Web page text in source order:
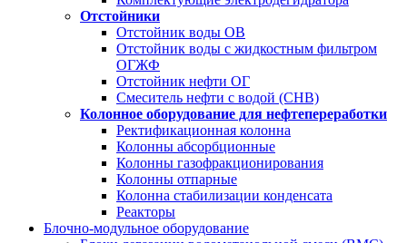
Отстойники
Отстойник воды ОВ
Отстойник воды с жидкостным фильтром
ОГЖФ
Отстойник нефти ОГ
Смеситель нефти с водой (СНВ)
Колонное оборудование для нефтепереработки
Ректификационная колонна
Колонны абсорбционные
Колонны газофракционирования
Колонны отпарные
Колонна стабилизации конденсата
Реакторы
Блочно-модульное оборудование